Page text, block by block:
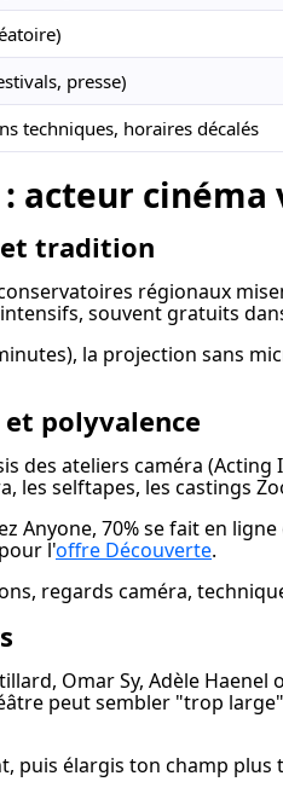
presse)
techniques, horaires décalés
acteur cinéma
et tradition
régionaux
souvent gratuits
la projection sans
polyvalence
des ateliers caméra
les selftapes, les castings
Anyone, 70% se fait en
l'offre Découverte.
regards caméra,
Omar Sy, Adèle
peut sembler "trop
puis élargis ton champ plus